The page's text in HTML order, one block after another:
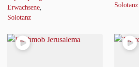
Erwachsene,
Solotanz
Solotanz